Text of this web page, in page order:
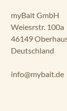
myBait GmbH
Weiesrstr. 100a
46149
Deutschland
info@mybait.de